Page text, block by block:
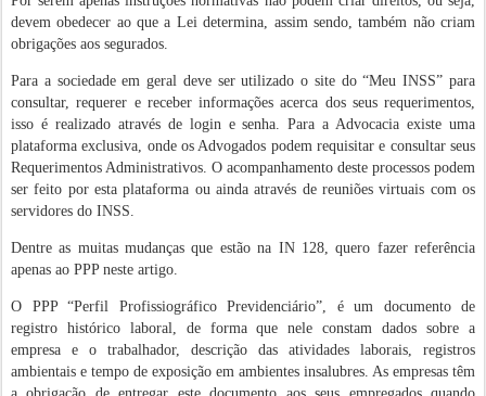
devem obedecer ao que a Lei determina, assim sendo, também não criam
obrigações aos segurados.
Para a sociedade em geral deve ser utilizado o site do “Meu INSS” para
consultar, requerer e receber informações acerca dos seus requerimentos,
isso é realizado através de login e senha. Para a Advocacia existe uma
plataforma exclusiva, onde os Advogados podem requisitar e consultar seus
Requerimentos Administrativos. O acompanhamento deste processos podem
ser feito por esta plataforma ou ainda através de reuniões virtuais com os
servidores do INSS.
Dentre as muitas mudanças que estão na IN 128, quero fazer referência
apenas ao PPP neste artigo.
O PPP “Perfil Profissiográfico Previdenciário”, é um documento de
registro histórico laboral, de forma que nele constam dados sobre a
empresa e o trabalhador, descrição das atividades laborais, registros
ambientais e tempo de exposição em ambientes insalubres. As empresas têm